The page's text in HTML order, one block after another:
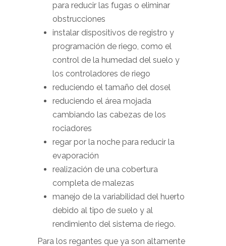
para reducir las fugas o eliminar
obstrucciones
instalar dispositivos de registro y
programación de riego, como el
control de la humedad del suelo y
los controladores de riego
reduciendo el tamaño del dosel
reduciendo el área mojada
cambiando las cabezas de los
rociadores
regar por la noche para reducir la
evaporación
realización de una cobertura
completa de malezas
manejo de la variabilidad del huerto
debido al tipo de suelo y al
rendimiento del sistema de riego.
Para los regantes que ya son altamente